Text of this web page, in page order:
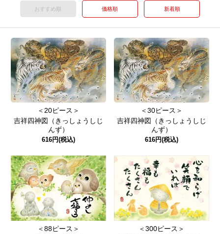
おすすめ順 価格順 新着順
＜20ピース＞
吉祥四神図（きっしょうしじ
んず）
616円(税込)
＜30ピース＞
吉祥四神図（きっしょうしじ
んず）
616円(税込)
＜88ピース＞
＜300ピース＞